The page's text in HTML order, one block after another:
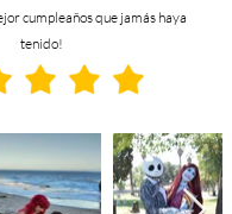
cumpleaños que jamás haya
tenido!